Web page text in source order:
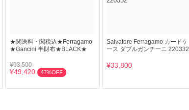
★関送料・関税込★Ferragamo
★Gancini 半財布★BLACK★
¥93,500
¥49,420 47%OFF
Salvatore Ferragamo カードケ
ース ダブルガンチーニ 220332
¥33,800